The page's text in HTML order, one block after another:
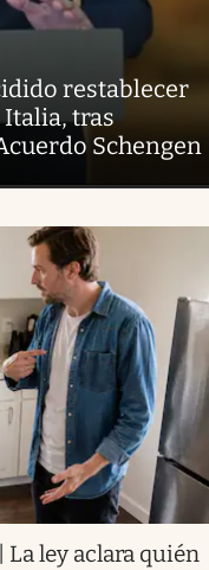
restablecer
tras
Schengen
ley aclara quién